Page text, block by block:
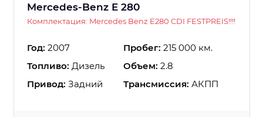
Mercedes-Benz E 280
Комплектация: Mercedes Benz E280 CDI FESTPREIS!!!!
Год: 2007 Пробег: 215 000 км.
Топливо: Дизель Объем: 2.8
Привод: Задний Трансмиссия: АКПП